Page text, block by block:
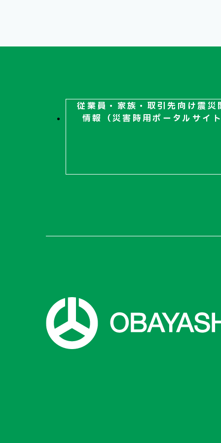
従業員・家族・取引先向け震災
情報（災害時用ポータルサイ